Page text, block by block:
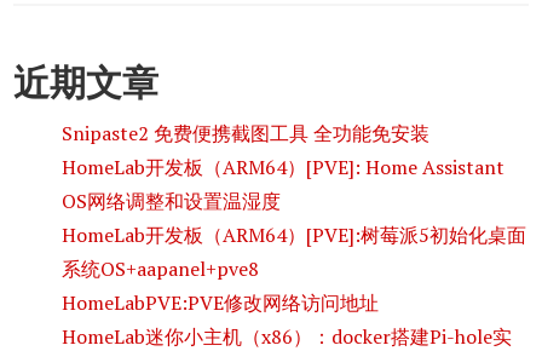
近期文章
Snipaste2 免费便携截图工具 全功能免安装
HomeLab开发板（ARM64）[PVE]: Home Assistant
OS网络调整和设置温湿度
HomeLab开发板（ARM64）[PVE]:树莓派5初始化桌面
系统OS+aapanel+pve8
HomeLabPVE:PVE修改网络访问地址
HomeLab迷你小主机（x86）：docker搭建Pi-hole实